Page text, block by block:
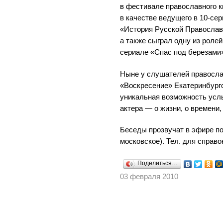
в фестивале православного
в качестве ведущего в 10-
«История Русской
а также сыграл одну из
сериале «Спас под
Ныне у слушателей
«Воскресение»
уникальная возможность
актера — о жизни, о времени,
Беседы прозвучат в эфире
московское). Тел. для
Поделиться…
03 февраля 2010